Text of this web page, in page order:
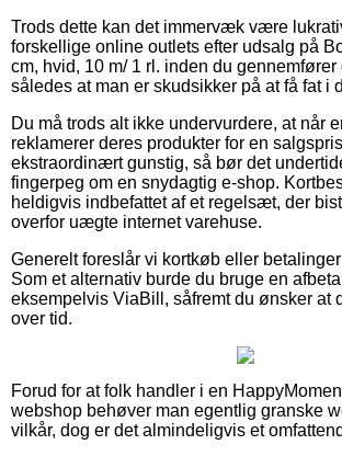
Trods dette kan det immervæk være
forskellige online outlets efter udsalg på
cm, hvid, 10 m/ 1 rl. inden du
således at man er skudsikker på at få fat i
Du må trods alt ikke undervurdere, at når
reklamerer deres produkter for en
ekstraordinært gunstig, så bør det
fingerpeg om en snydagtig e-shop.
heldigvis indbefattet af et regelsæt, der
overfor uægte internet varehuse.
Generelt foreslår vi kortkøb eller
Som et alternativ burde du bruge en
eksempelvis ViaBill, såfremt du ønsker at
over tid.
Forud for at folk handler i en
webshop behøver man egentlig granske
vilkår, dog er det almindeligvis et